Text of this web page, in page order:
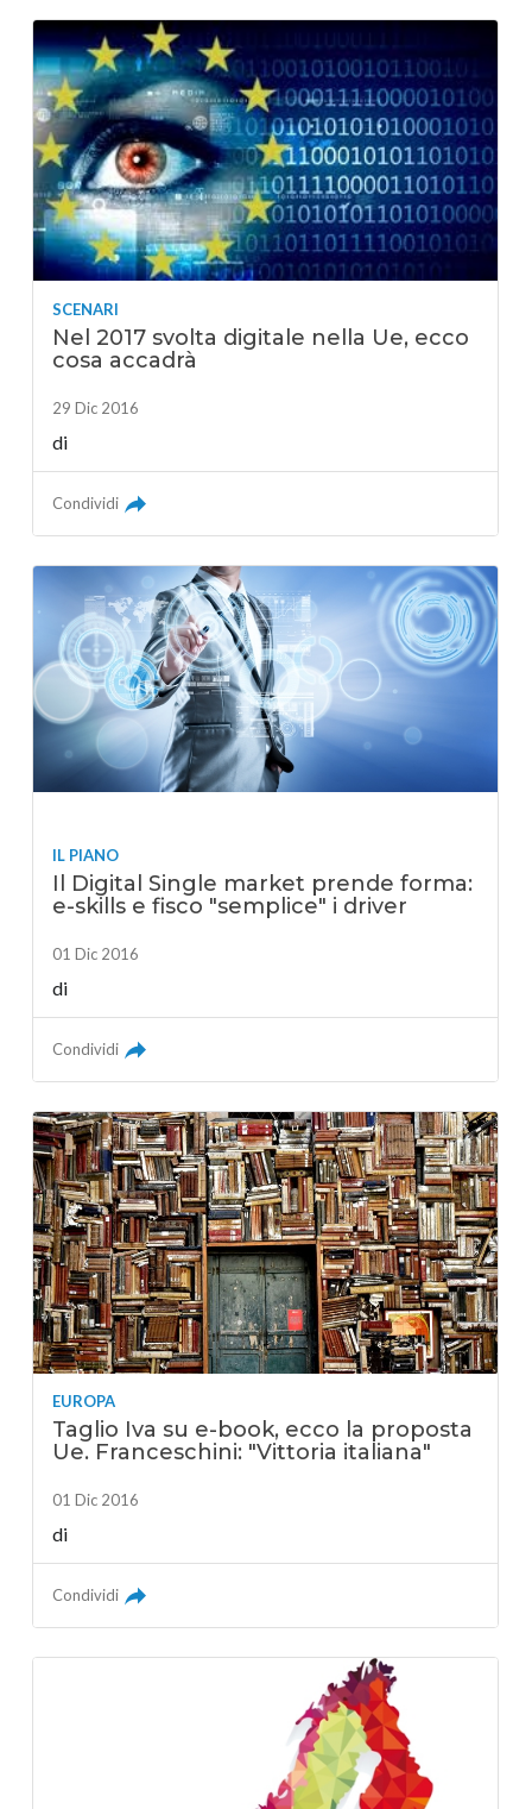
SCENARI
Nel 2017 svolta digitale nella Ue, ecco
cosa accadrà
29 Dic 2016
di
Condividi
IL PIANO
Il Digital Single market prende forma:
e-skills e fisco "semplice" i driver
01 Dic 2016
di
Condividi
EUROPA
Taglio Iva su e-book, ecco la proposta
Ue. Franceschini: "Vittoria italiana"
01 Dic 2016
di
Condividi